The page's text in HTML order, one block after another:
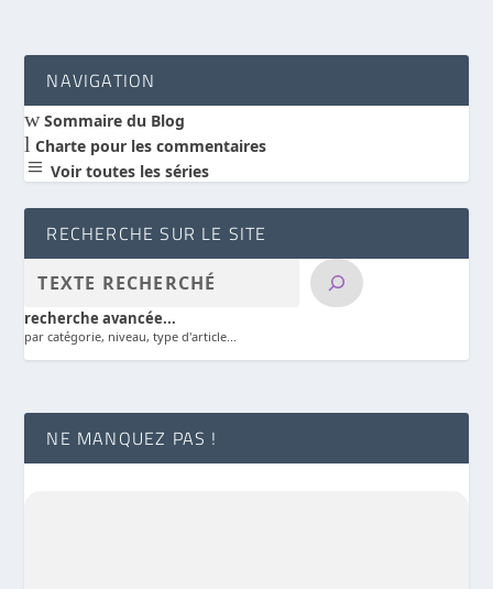
NAVIGATION
wSommaire du Blog
l Charte pour les commentaires
a Voir toutes les séries
RECHERCHE SUR LE SITE
recherche avancée...
par catégorie, niveau, type d'article...
NE MANQUEZ PAS !